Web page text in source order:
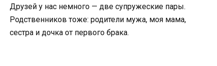
Друзей у нас немного — две супружеские пары.
Родственников тоже: родители мужа, моя мама,
сестра и дочка от первого брака.